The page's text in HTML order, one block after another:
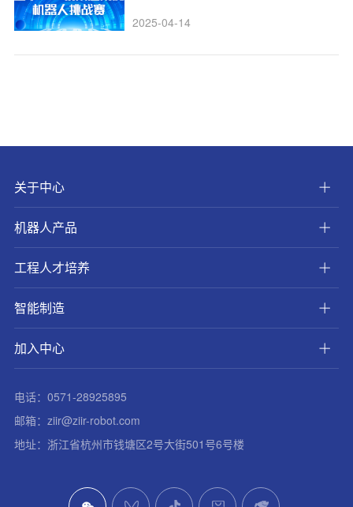
2025-04-14
关于中心
机器人产品
工程人才培养
智能制造
加入中心
电话：0571-28925895
邮箱：ziir@ziir-robot.com
地址：浙江省杭州市钱塘区2号大街501号6号楼